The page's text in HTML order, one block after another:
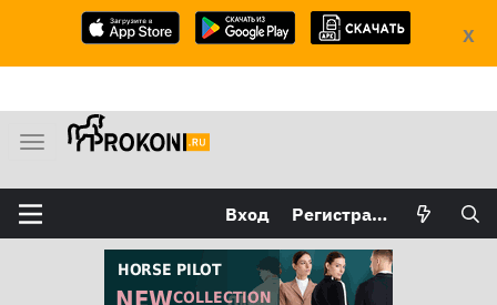
X
М
н
ю
Вход Регистрация